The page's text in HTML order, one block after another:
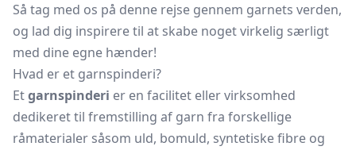
Så tag med os på denne rejse gennem garnets verden,
og lad dig inspirere til at skabe noget virkelig særligt
med dine egne hænder!
Hvad er et garnspinderi?
Etgarnspinderi er en facilitet eller virksomhed
dedikeret til fremstilling af garn fra forskellige
råmaterialer såsom uld, bomuld, syntetiske fibre og